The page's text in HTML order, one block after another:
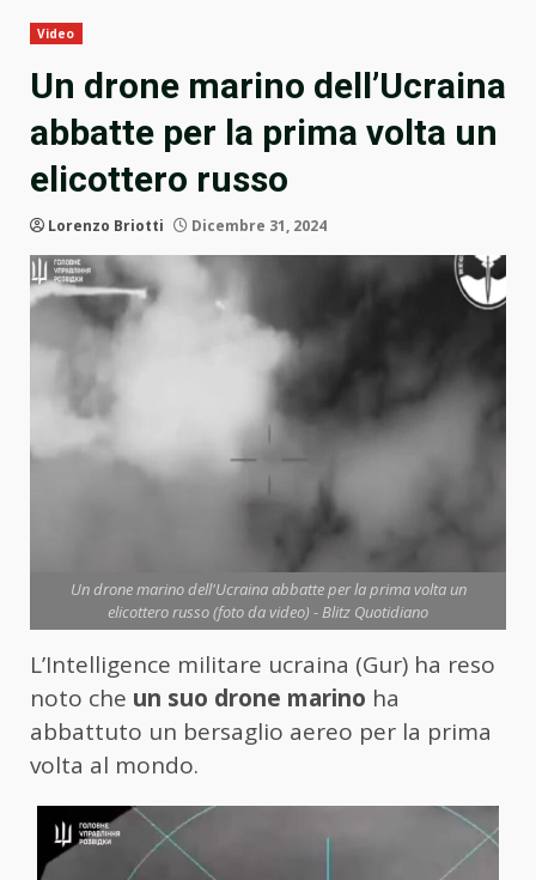
Video
Un drone marino dell’Ucraina
abbatte per la prima volta un
elicottero russo
Lorenzo Briotti Dicembre 31, 2024
Un drone marino dell'Ucraina abbatte per la prima volta un
elicottero russo (foto da video) - Blitz Quotidiano
L’Intelligence militare ucraina (Gur) ha reso
noto che un suo drone marino ha
abbattuto un bersaglio aereo per la prima
volta al mondo.